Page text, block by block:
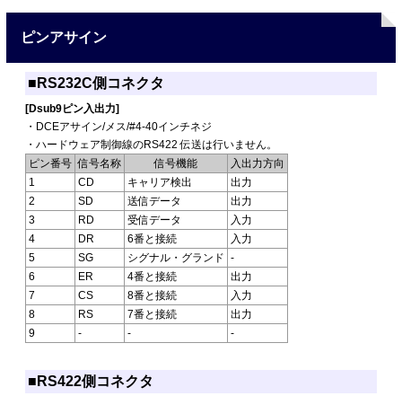
ピンアサイン
■RS232C側コネクタ
[Dsub9ピン入出力]
・DCEアサイン/メス/#4-40インチネジ
・ハードウェア制御線のRS422 伝送は行いません。
ピン番号 信号名称 信号機能
入出力方向
1
CD キャリア検出
出力
2
SD 送信データ
出力
3
RD 受信データ
入力
4
DR 6番と接続
入力
5
SG シグナル・グランド
-
6
ER 4番と接続
出力
7
CS 8番と接続
入力
8
RS 7番と接続
出力
9
- - -
■RS422側コネクタ